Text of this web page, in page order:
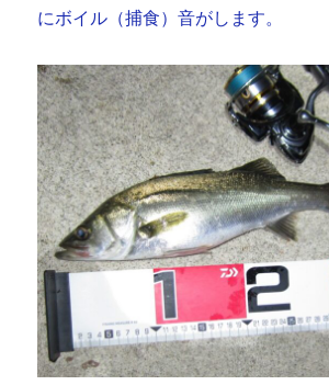
にボイル（捕食）音がします。